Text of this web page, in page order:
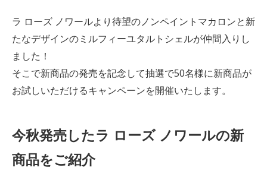
ラ ローズ ノワールより待望のノンペイントマカロンと新
たなデザインのミルフィーユタルトシェルが仲間入りし
ました！
そこで新商品の発売を記念して抽選で50名様に新商品が
お試しいただけるキャンペーンを開催いたします。
今秋発売したラ ローズ ノワールの新
商品をご紹介